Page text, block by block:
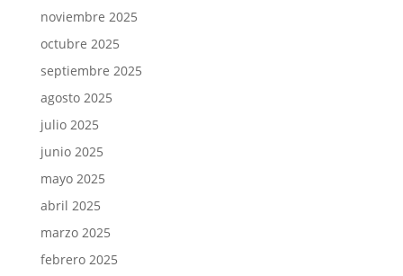
noviembre 2025
octubre 2025
septiembre 2025
agosto 2025
julio 2025
junio 2025
mayo 2025
abril 2025
marzo 2025
febrero 2025